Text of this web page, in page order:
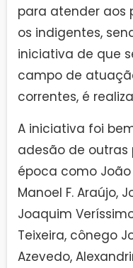
para atender aos
os indigentes,
iniciativa de que
campo de
correntes, é
A iniciativa foi
adesão de outras
época como
Manoel F. Araújo,
Joaquim
Teixeira, cônego
Azevedo,